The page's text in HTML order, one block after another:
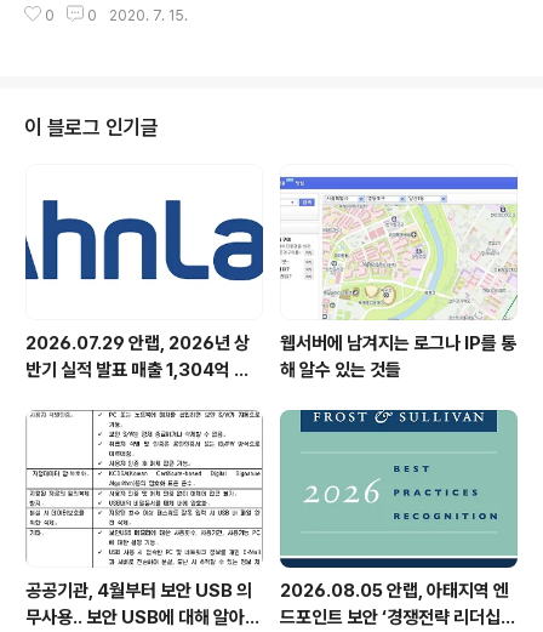
참하기 위해 사옥에서 직원들이 모여 치킨이나 보양식을
월간 1천여 명 학생 ‘라이브 견학’ 참가하며 큰 호응 -참가
ahnlab.com )이 IT·보안에 관심있는 전국의 중·고등·대학
교 및 학생을 대상으로 온라인 견학 프로그램 ‘라이브(Liv
사소개, 연구원 멘토링, 회사 시설 관람 등 안랩 견학을 참
가자가 원격으로 참여할 수 있는 견..
0 0 2020. 7. 15.
이 블로그 인기글
2026.07.29 안랩, 2026년 상
반기 실적 발표 매출 1,304억 원,
웹서버에 남겨지는 로그나 IP를 통
해 알수 있는 것들
공공기관, 4월부터 보안 USB 의
무사용.. 보안 USB에 대해 알아봅
2026.08.05 안랩, 아태지역 엔
드포인트 보안 ‘경쟁전략 리더십’